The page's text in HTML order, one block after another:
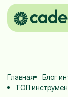
Главная
Блог
ТОП